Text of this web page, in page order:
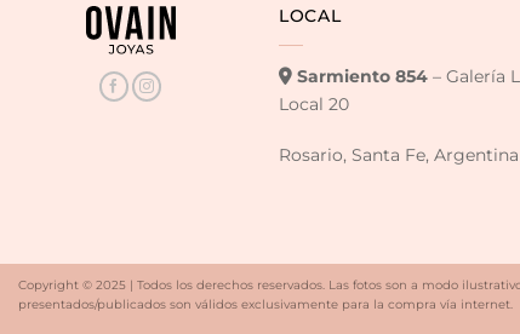
LOCAL
Sarmiento 854– Galería
Local 20
Rosario, Santa Fe, Argentina
Copyright © 2025 | Todos los derechos reservados. Las fotos son a modo
presentados/publicados son válidos exclusivamente para la compra vía internet.